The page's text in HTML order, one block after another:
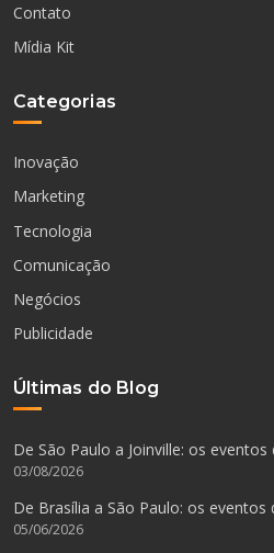
Contato
Mídia Kit
Categorias
Inovação
Marketing
Tecnologia
Comunicação
Negócios
Publicidade
Últimas do Blog
De São Paulo a Joinville: os eventos
03/08/2026
De Brasília a São Paulo: os eventos
05/06/2026